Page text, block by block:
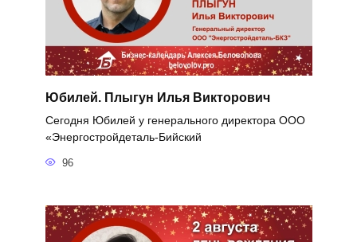
Юбилей. Плыгун Илья Викторович
Сегодня Юбилей у генерального директора ООО
«Энергостройдеталь-Бийский
96